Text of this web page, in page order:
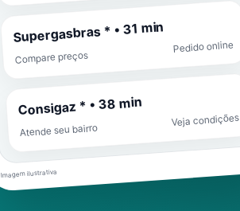
Supergasbras * • 31 min
Compare preços
Pedido online
Consigaz * • 38 min
Atende seu bairro
Veja condições
Imagem ilustrativa